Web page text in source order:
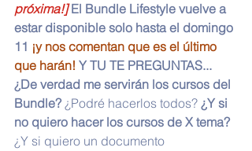
próxima!] El Bundle Lifestyle vuelve a
estar disponible solo hasta el domingo
11 ¡y nos comentan que es el último
que harán! Y TU TE PREGUNTAS...
¿De verdad me servirán los cursos del
Bundle? ¿Podré hacerlos todos? ¿Y si
no quiero hacer los cursos de X tema?
¿Y si quiero un documento